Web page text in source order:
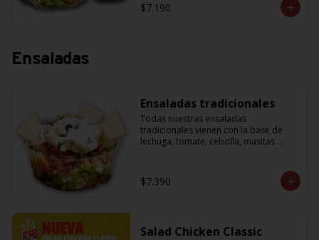
$7.190
Ensaladas
Ensaladas tradicionales
Todas nuestras ensaladas
tradicionales vienen con la base de
lechuga, tomate, cebolla, masitas
proteína que más te guste.
$7.390
Salad Chicken Classic